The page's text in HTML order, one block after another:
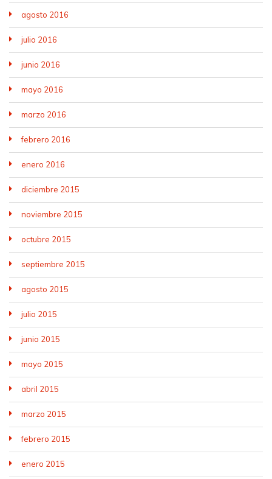
agosto 2016
julio 2016
junio 2016
mayo 2016
marzo 2016
febrero 2016
enero 2016
diciembre 2015
noviembre 2015
octubre 2015
septiembre 2015
agosto 2015
julio 2015
junio 2015
mayo 2015
abril 2015
marzo 2015
febrero 2015
enero 2015